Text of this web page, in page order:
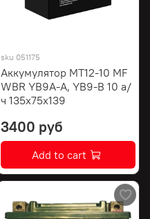
sku 051175
Аккумулятор MT12-10 MF
WBR YB9A-A, YB9-B 10 а/
ч 135х75х139
3400 руб
Add to cart